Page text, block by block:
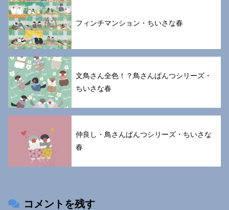
フィンチマンション・ちいさな春
文鳥さん全色！？鳥さんぱんつシリーズ・
ちいさな春
仲良し・鳥さんぱんつシリーズ・ちいさな
春
コメントを残す